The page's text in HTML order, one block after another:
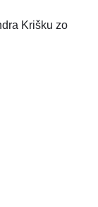
Krišku zo